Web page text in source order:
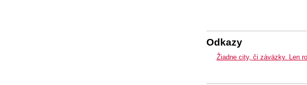
Odkazy
Žiadne city, či záväzky. Len